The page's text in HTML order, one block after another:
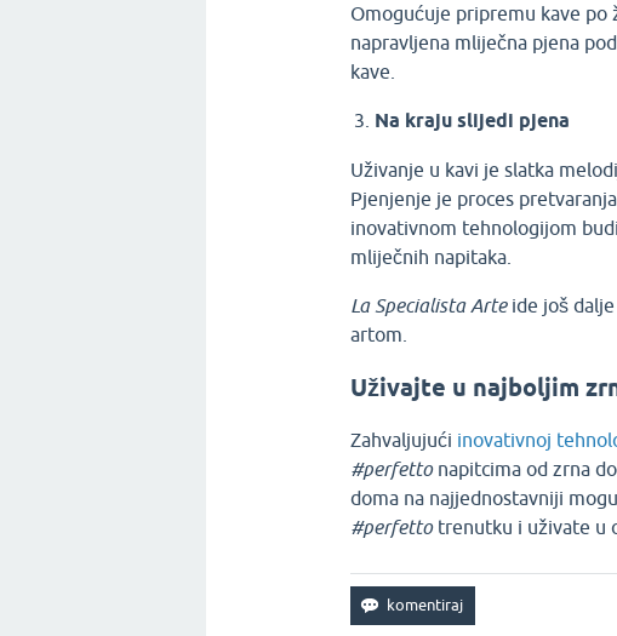
Omogućuje pripremu kave po
napravljena mliječna pjena
kave.
Na kraju slijedi pjena
Uživanje u kavi je slatka
Pjenjenje je proces
inovativnom tehnologijom
mliječnih napitaka.
La Specialista Arteide još dalje
artom.
Uživajte u najboljim
Zahvaljujući inovativnoj
#perfettonapitcima od zrna
doma na najjednostavniji
#perfettotrenutku i uživate u